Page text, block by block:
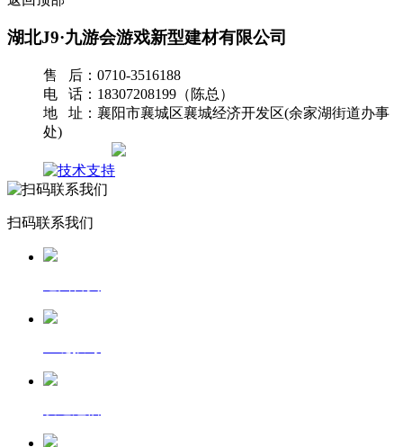
湖北J9·九游会游戏新型建材有限公司
售 后：0710-3516188
电 话：18307208199（陈总）
地 址：襄阳市襄城区襄城经济开发区(余家湖街道办事
处)
扫码联系我们